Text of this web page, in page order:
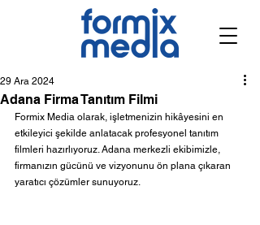
Adana Firma Tanıtım Filmi
29 Ara 2024
Formix Media olarak, işletmenizin hikâyesini en
etkileyici şekilde anlatacak profesyonel tanıtım
filmleri hazırlıyoruz. Adana merkezli ekibimizle,
firmanızın gücünü ve vizyonunu ön plana çıkaran
yaratıcı çözümler sunuyoruz.